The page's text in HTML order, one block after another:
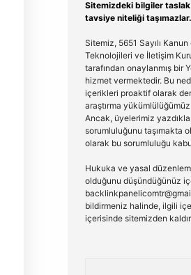
Sitemizdeki bilgiler
tavsiye niteliği taşımazlar.
Sitemiz, 5651 Sayılı
Teknolojileri ve İletişim
tarafından onaylanmış bir
hizmet vermektedir. Bu
içerikleri proaktif olarak
araştırma
Ancak, üyelerimiz
sorumluluğunu taşımakta
olarak bu sorumluluğu
Hukuka ve yasal
olduğunu düşündüğünüz
bildirmeniz halinde, ilgili
içerisinde sitemizden